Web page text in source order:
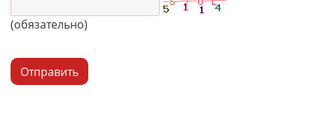
(обязательно)
Отправить